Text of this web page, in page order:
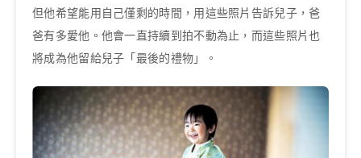
但他希望能用自己僅剩的時間，用這些照片告訴兒子，爸
爸有多愛他。他會一直持續到拍不動為止，而這些照片也
將成為他留給兒子「最後的禮物」。